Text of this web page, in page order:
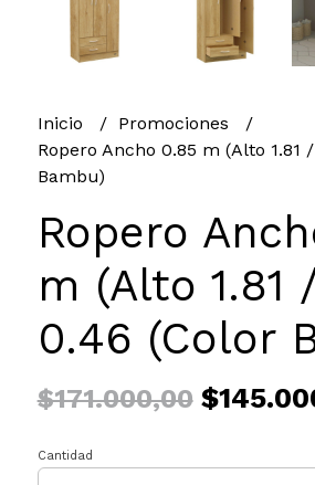
Inicio
Promociones
Ropero Ancho 0.85 m (Alto 1.81
Bambu)
Ropero
m (Alto 1.81
0.46 (Color
$171.000,00
Cantidad